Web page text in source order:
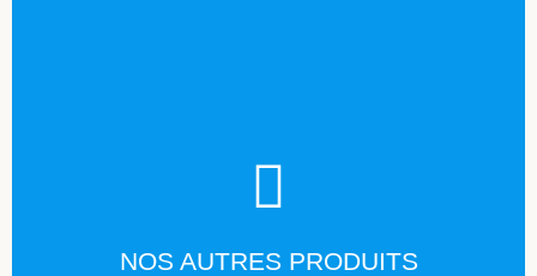
NOS AUTRES PRODUITS
TÉLÉCHARGER